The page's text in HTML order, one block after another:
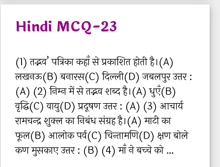
Q
u
e
t
i
o
n
s
M
C
C
-
2
4
g
r
i
e
s
Hindi MCQ-23
(1) तद्भव’ पत्रिका कहाँ से प्रकाशित होती है।(A)
लखनऊ(B) बनारस(C) दिल्‍ली(D) जबलपुर उत्तर :
(A) (2) निम्‍न में से तद्भव शब्‍द है।(A) धुएँ(B)
वृद्धि(C) वायु(D) प्रदूषण उत्तर : (A) (3) आचार्य
रामचन्‍द्र शुक्‍ल का निबंध संग्रह है।(A) माटी का
फूल(B) आलोक पर्व(C) चिन्‍तामणि(D) क्षण बोले
कण मुसकाए उत्तर : (B) (4) माँ ने बच्‍चे को …